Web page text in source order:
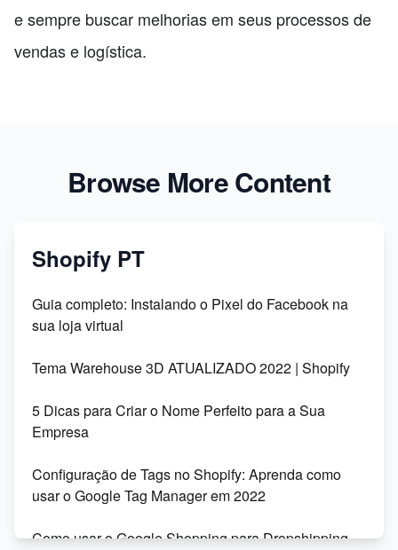
e sempre buscar melhorias em seus processos de
vendas e logística.
Browse More Content
Shopify PT
Guia completo: Instalando o Pixel do Facebook na
sua loja virtual
Tema Warehouse 3D ATUALIZADO 2022 | Shopify
5 Dicas para Criar o Nome Perfeito para a Sua
Empresa
Configuração de Tags no Shopify: Aprenda como
usar o Google Tag Manager em 2022
Como usar o Google Shopping para Dropshipping